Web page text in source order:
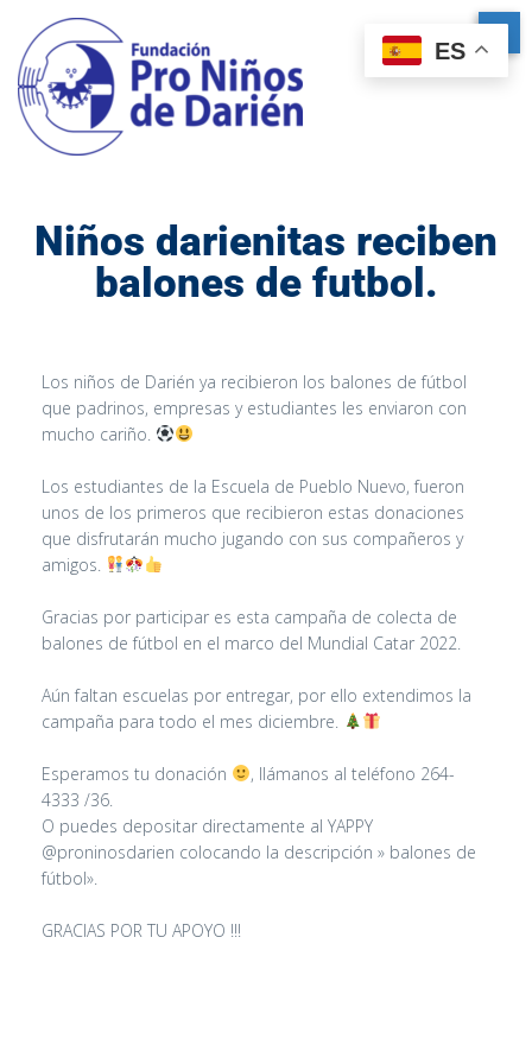
Niños darienitas reciben
balones de futbol.
Los niños de Darién ya recibieron los balones de fútbol
que padrinos, empresas y estudiantes les enviaron con
mucho cariño.
Los estudiantes de la Escuela de Pueblo Nuevo, fueron
unos de los primeros que recibieron estas donaciones
que disfrutarán mucho jugando con sus compañeros y
amigos.
Gracias por participar es esta campaña de colecta de
balones de fútbol en el marco del Mundial Catar 2022.
Aún faltan escuelas por entregar, por ello extendimos la
campaña para todo el mes diciembre.
Esperamos tu donación
, llámanos al teléfono 264-
4333 /36.
O puedes depositar directamente al YAPPY
@proninosdarien colocando la descripción » balones de
fútbol».
GRACIAS POR TU APOYO !!!
ES